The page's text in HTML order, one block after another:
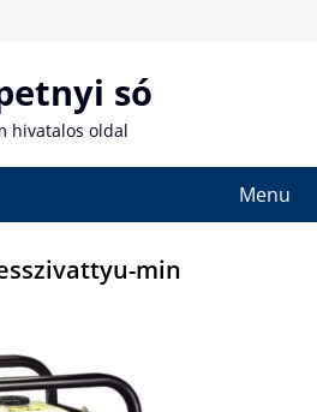
só
hivatalos oldal
Menu
min